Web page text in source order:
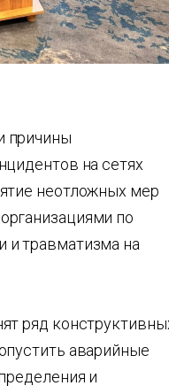
причины
на сетях
неотложных мер
по
и травматизма на
ряд
аварийные
и